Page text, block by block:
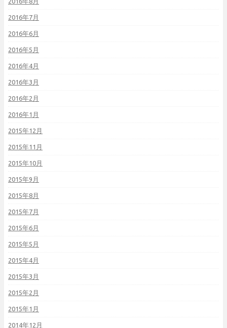
2016年7月
2016年6月
2016年5月
2016年4月
2016年3月
2016年2月
2016年1月
2015年12月
2015年11月
2015年10月
2015年9月
2015年8月
2015年7月
2015年6月
2015年5月
2015年4月
2015年3月
2015年2月
2015年1月
2014年12月